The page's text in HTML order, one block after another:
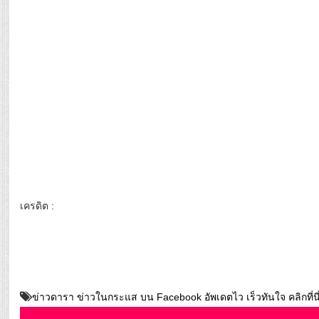
เครดิต :
ข่าวดารา ข่าวในกระแส บน Facebook อัพเดตไว เร็วทันใจ คลิกที่